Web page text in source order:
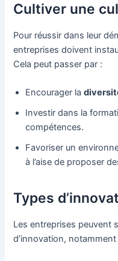
Cultiver une
Pour réussir dans leur
entreprises doivent
Cela peut passer par :
Encourager la
Investir dans la
compétences.
Favoriser un
à l’aise de proposer
Types
Les entreprises peuvent
d’innovation, notamment